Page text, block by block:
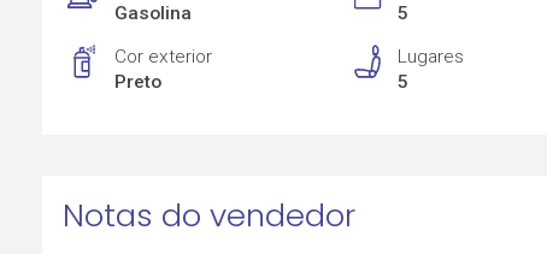
Gasolina
5
Cor exterior
Preto
Lugares
5
Notas do vendedor